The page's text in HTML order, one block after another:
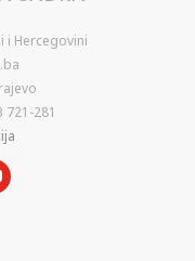
i Hercegovini
721-281